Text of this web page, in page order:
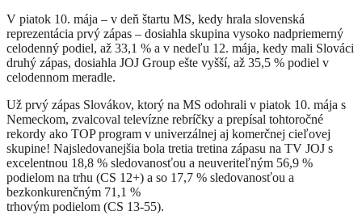
V piatok 10. mája – v deň štartu MS, kedy hrala slovenská
reprezentácia prvý zápas – dosiahla skupina vysoko nadpriemerný
celodenný podiel, až 33,1 % a v nedeľu 12. mája, kedy mali Slováci
druhý zápas, dosiahla JOJ Group ešte vyšší, až 35,5 % podiel v
celodennom meradle.
Už prvý zápas Slovákov, ktorý na MS odohrali v piatok 10. mája s
Nemeckom, zvalcoval televízne rebríčky a prepísal tohtoročné
rekordy ako TOP program v univerzálnej aj komerčnej cieľovej
skupine! Najsledovanejšia bola tretia tretina zápasu na TV JOJ s
excelentnou 18,8 % sledovanosťou a neuveriteľným 56,9 %
podielom na trhu (CS 12+) a so 17,7 % sledovanosťou a
bezkonkurenčným 71,1 %
trhovým podielom (CS 13-55).